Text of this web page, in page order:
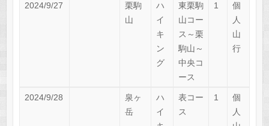
2024/9/27
栗駒
山
ハ
イ
キ
ン
グ
東栗駒
山コー
ス～栗
駒山～
中央コ
ース
1
個
人
山
行
2024/9/28
泉ヶ
岳
ハ
イ
表コー
ス
1
個
人